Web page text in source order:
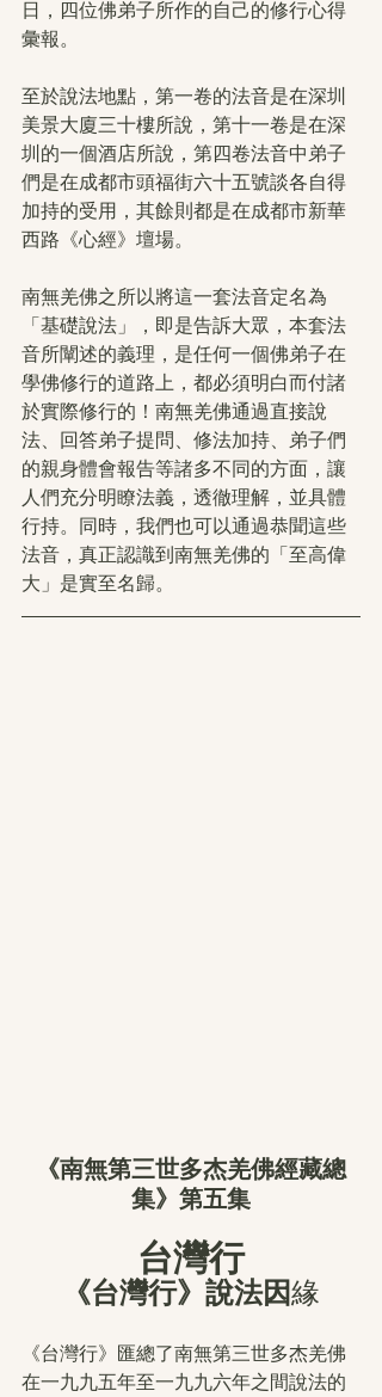
日，四位佛弟子所作的自己的修行心得
彙報。
至於說法地點，第一卷的法音是在深圳
美景大廈三十樓所說，第十一卷是在深
圳的一個酒店所說，第四卷法音中弟子
們是在成都市頭福街六十五號談各自得
加持的受用，其餘則都是在成都市新華
西路《心經》壇場。
南無羌佛之所以將這一套法音定名為
「基礎說法」，即是告訴大眾，本套法
音所闡述的義理，是任何一個佛弟子在
學佛修行的道路上，都必須明白而付諸
於實際修行的！南無羌佛通過直接說
法、回答弟子提問、修法加持、弟子們
的親身體會報告等諸多不同的方面，讓
人們充分明瞭法義，透徹理解，並具體
行持。同時，我們也可以通過恭聞這些
法音，真正認識到南無羌佛的「至高偉
大」是實至名歸。
《南無第三世多杰羌佛經藏總
集》第五集
台灣行
《台灣行》說法因緣
《台灣行》匯總了南無第三世多杰羌佛
在一九九五年至一九九六年之間說法的